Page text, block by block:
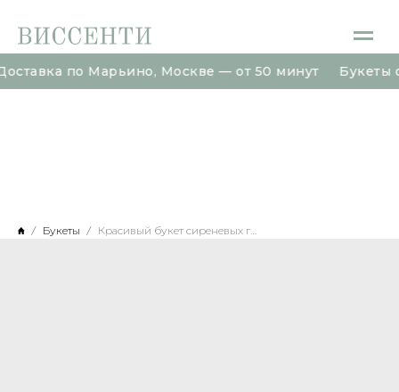
по Марьино, Москве — от 50 минут Букеты от
по Марьино, Москве — от 50 минут Букеты от
Букеты Красивый букет сиреневых гортензий